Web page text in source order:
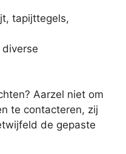
tapijttegels,
Aarzel niet om
te contacteren, zij
de gepaste